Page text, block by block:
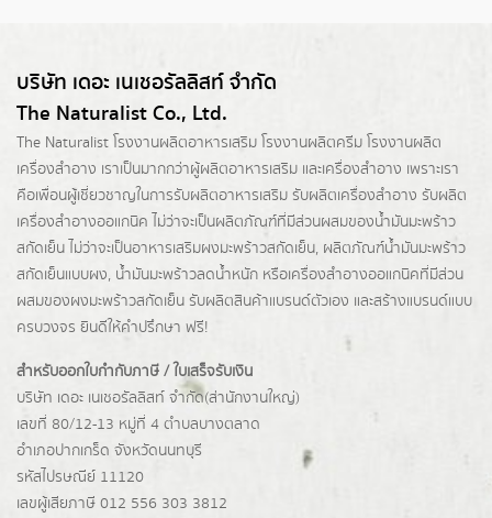
บริษัท เดอะ เนเชอรัลลิสท์ จำกัด
The Naturalist Co., Ltd.
The Naturalist โรงงานผลิตอาหารเสริม โรงงานผลิตครีม โรงงานผลิต
เครื่องสำอาง เราเป็นมากกว่าผู้ผลิตอาหารเสริม และเครื่องสำอาง เพราะเรา
คือเพื่อนผู้เชี่ยวชาญในการรับผลิตอาหารเสริม รับผลิตเครื่องสำอาง รับผลิต
เครื่องสำอางออแกนิค ไม่ว่าจะเป็นผลิตภัณฑ์ที่มีส่วนผสมของน้ำมันมะพร้าว
สกัดเย็น ไม่ว่าจะเป็นอาหารเสริมผงมะพร้าวสกัดเย็น, ผลิตภัณฑ์น้ำมันมะพร้าว
สกัดเย็นแบบผง, น้ำมันมะพร้าวลดน้ำหนัก หรือเครื่องสำอางออแกนิคที่มีส่วน
ผสมของผงมะพร้าวสกัดเย็น รับผลิตสินค้าแบรนด์ตัวเอง และสร้างแบรนด์แบบ
ครบวงจร ยินดีให้คำปรึกษา ฟรี!
สำหรับออกใบกำกับภาษี / ใบเสร็จรับเงิน
บริษัท เดอะ เนเชอรัลลิสท์ จำกัด(ส่านักงานใหญ่)
เลขที่ 80/12-13 หมู่ที่ 4 ตำบลบางตลาด
อำเภอปากเกร็ด จังหวัดนนทบุรี
รหัสไปรษณีย์ 11120
เลขผู้เสียภาษี 012 556 303 3812